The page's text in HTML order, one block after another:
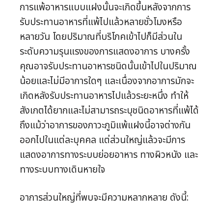
การแพ้อาหารแบบแฝงนั้นจะเกิดขึ้นหลังจากการ
รับประทานอาหารที่แพ้ไปแล้วหลายชั่วโมงหรือ
หลายวัน โดยปริมาณที่บริโภคเข้าไปก็มีส่วนใน
ระดับความรุนแรงของการแสดงอาการ บางครั้ง
คุณอาจรับประทานอาหารชนิดนั้นเข้าไปในปริมาณ
น้อยและไม่มีอาการใดๆ และเนื่องจากอาการมักจะ
เกิดหลังรับประทานอาหารไปแล้วระยะหนึ่ง ทำให้
สังเกตได้ยากและไม่สามารถระบุชนิดอาหารที่แพ้ได้
ถึงแม้ว่าอาการของภาวะภูมิแพ้แฝงนี้อาจต่างกัน
ออกไปในแต่ละบุคคล แต่ส่วนใหญ่แล้วจะมีการ
แสดงอาการทางระบบย่อยอาหาร ทางผิวหนัง และ
ทางระบบทางเดินหายใจ
อาการส่วนใหญ่ที่พบจะมีความหลากหลาย ดังนี้: